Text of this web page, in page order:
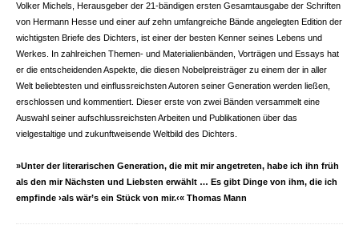
Volker Michels, Herausgeber der 21-bändigen ersten Gesamtausgabe der Schriften
von Hermann Hesse und einer auf zehn umfangreiche Bände angelegten Edition der
wichtigsten Briefe des Dichters, ist einer der besten Kenner seines Lebens und
Werkes. In zahlreichen Themen- und Materialienbänden, Vorträgen und Essays hat
er die entscheidenden Aspekte, die diesen Nobelpreisträger zu einem der in aller
Welt beliebtesten und einflussreichsten Autoren seiner Generation werden ließen,
erschlossen und kommentiert. Dieser erste von zwei Bänden versammelt eine
Auswahl seiner aufschlussreichsten Arbeiten und Publikationen über das
vielgestaltige und zukunftweisende Weltbild des Dichters.
»Unter der literarischen Generation, die mit mir angetreten, habe ich ihn früh
als den mir Nächsten und Liebsten erwählt … Es gibt Dinge von ihm, die ich
empfinde ›als wär’s ein Stück von mir.‹« Thomas Mann